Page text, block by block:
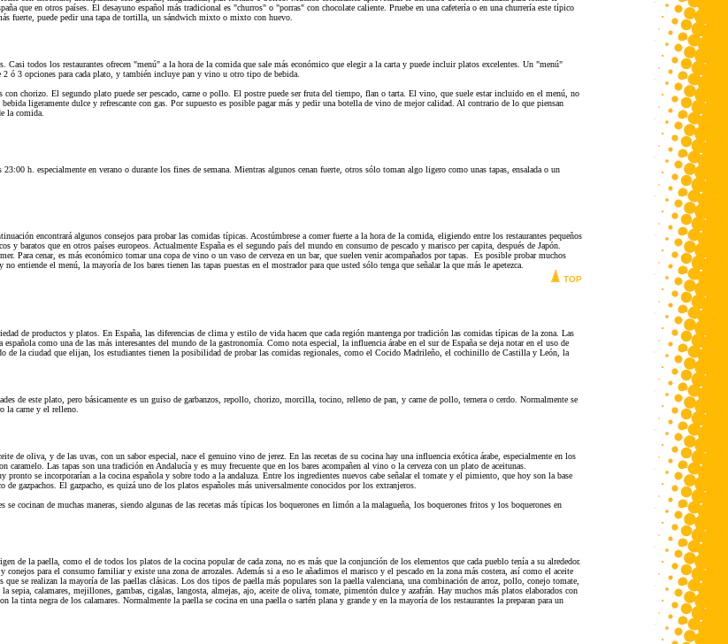
que en otros países. El desayuno español más tradicional es "churros" o "porras" con chocolate caliente. Pruebe en una cafetería o en una churrería este típico
fuerte, puede pedir una tapa de tortilla, un sándwich mixto o mixto con huevo.
todos los restaurantes ofrecen "menú" a la hora de la comida que sale más económico que elegir a la carta y puede incluir platos excelentes. Un "menú"
ó 3 opciones para cada plato, y también incluye pan y vino u otro tipo de bebida.
chorizo. El segundo plato puede ser pescado, carne o pollo. El postre puede ser fruta del tiempo, flan o tarta. El vino, que suele estar incluido en el menú, no
ligeramente dulce y refrescante con gas. Por supuesto es posible pagar más y pedir una botella de vino de mejor calidad. Al contrario de lo que piensan
la comida.
h. especialmente en verano o durante los fines de semana. Mientras algunos cenan fuerte, otros sólo toman algo ligero como unas tapas, ensalada o un
encontrará algunos consejos para probar las comidas típicas. Acostúmbrese a comer fuerte a la hora de la comida, eligiendo entre los restaurantes pequeños
y baratos que en otros países europeos. Actualmente España es el segundo país del mundo en consumo de pescado y marisco per capita, después de Japón.
Para cenar, es más económico tomar una copa de vino o un vaso de cerveza en un bar, que suelen venir acompañados por tapas. Es posible probar muchos
entiende el menú, la mayoría de los bares tienen las tapas puestas en el mostrador para que usted sólo tenga que señalar la que más le apetezca.
TOP
de productos y platos. En España, las diferencias de clima y estilo de vida hacen que cada región mantenga por tradición las comidas típicas de la zona. Las
como una de las más interesantes del mundo de la gastronomía. Como nota especial, la influencia árabe en el sur de España se deja notar en el uso de
de la ciudad que elijan, los estudiantes tienen la posibilidad de probar las comidas regionales, como el Cocido Madrileño, el cochinillo de Castilla y León, la
de este plato, pero básicamente es un guiso de garbanzos, repollo, chorizo, morcilla, tocino, relleno de pan, y carne de pollo, ternera o cerdo. Normalmente se
la carne y el relleno.
de oliva, y de las uvas, con un sabor especial, nace el genuino vino de jerez. En las recetas de su cocina hay una influencia exótica árabe, especialmente en los
caramelo. Las tapas son una tradición en Andalucía y es muy frecuente que en los bares acompañen al vino o la cerveza con un plato de aceitunas.
se incorporarían a la cocina española y sobre todo a la andaluza. Entre los ingredientes nuevos cabe señalar el tomate y el pimiento, que hoy son la base
gazpachos. El gazpacho, es quizá uno de los platos españoles más universalmente conocidos por los extranjeros.
cocinan de muchas maneras, siendo algunas de las recetas más típicas los boquerones en limón a la malagueña, los boquerones fritos y los boquerones en
de la paella, como el de todos los platos de la cocina popular de cada zona, no es más que la conjunción de los elementos que cada pueblo tenía a su alrededor.
para el consumo familiar y existe una zona de arrozales. Además si a eso le añadimos el marisco y el pescado en la zona más costera, así como el aceite
se realizan la mayoría de las paellas clásicas. Los dos tipos de paella más populares son la paella valenciana, una combinación de arroz, pollo, conejo tomate,
sepia, calamares, mejillones, gambas, cigalas, langosta, almejas, ajo, aceite de oliva, tomate, pimentón dulce y azafrán. Hay muchos más platos elaborados con
tinta negra de los calamares. Normalmente la paella se cocina en una paella o sartén plana y grande y en la mayoría de los restaurantes la preparan para un